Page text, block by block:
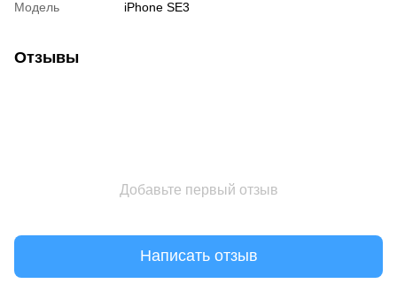
Модель iPhone SE3
Отзывы
Добавьте первый отзыв
Написать отзыв